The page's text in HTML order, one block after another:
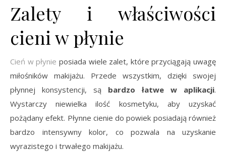
Zalety i właściwości
cieni w płynie
Cień w płynie posiada wiele zalet, które przyciągają uwagę
miłośników makijażu. Przede wszystkim, dzięki swojej
płynnej konsystencji, są bardzo łatwe w aplikacji.
Wystarczy niewielka ilość kosmetyku, aby uzyskać
pożądany efekt. Płynne cienie do powiek posiadają również
bardzo intensywny kolor, co pozwala na uzyskanie
wyrazistego i trwałego makijażu.